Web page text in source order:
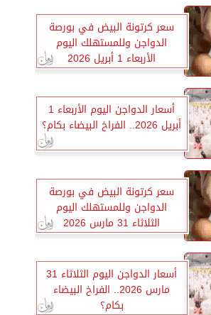
سعر كرتونة البيض في بورصة
الدواجن وللمستهلك اليوم
الأربعاء 1 أبريل 2026
أسعار الدواجن اليوم الأربعاء 1
أبريل 2026.. الفراخ البيضاء بكام؟
سعر كرتونة البيض في بورصة
الدواجن وللمستهلك اليوم
الثلاثاء 31 مارس 2026
أسعار الدواجن اليوم الثلاثاء 31
مارس 2026.. الفراخ البيضاء
بكام؟